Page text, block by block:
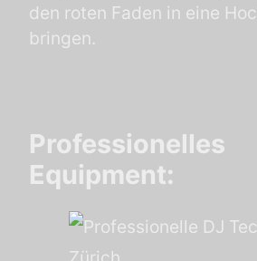
den roten Faden in eine
bringen.
Professionelles
Equipment: